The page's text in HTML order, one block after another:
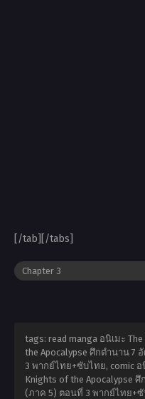
[/tab][/tabs]
tags: read manga อนิเมะ
the Apocalypse ศึกตำนาน 7
3 พากย์ไทย+ซับไทย, comic อ
Knights of the Apocalypse
(ภาค 5) ตอนที่ 3 พากย์ไทย+ซั